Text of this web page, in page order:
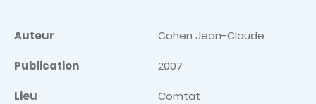
Auteur Cohen Jean-Claude
Publication 2007
Lieu Comtat